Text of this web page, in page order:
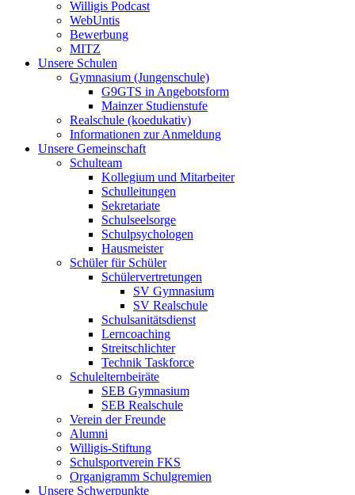
Willigis Podcast
WebUntis
Bewerbung
MITZ
Unsere Schulen
Gymnasium (Jungenschule)
G9GTS in Angebotsform
Mainzer Studienstufe
Realschule (koedukativ)
Informationen zur Anmeldung
Unsere Gemeinschaft
Schulteam
Kollegium und Mitarbeiter
Schulleitungen
Sekretariate
Schulseelsorge
Schulpsychologen
Hausmeister
Schüler für Schüler
Schülervertretungen
SV Gymnasium
SV Realschule
Schulsanitätsdienst
Lerncoaching
Streitschlichter
Technik Taskforce
Schulelternbeiräte
SEB Gymnasium
SEB Realschule
Verein der Freunde
Alumni
Willigis-Stiftung
Schulsportverein FKS
Organigramm Schulgremien
Unsere Schwerpunkte